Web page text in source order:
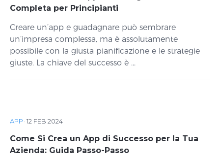
Completa per Principianti
Creare un’app e guadagnare può sembrare
un’impresa complessa, ma è assolutamente
possibile con la giusta pianificazione e le strategie
giuste. La chiave del successo è ...
APP ·12 FEB 2024
Come Si Crea un App di Successo per la Tua
Azienda: Guida Passo-Passo